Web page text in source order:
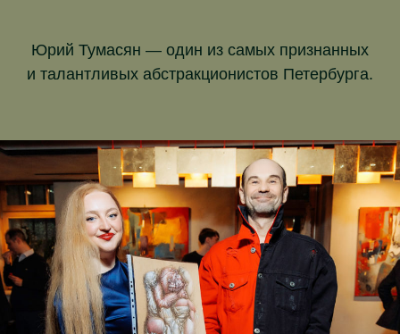
Юрий Тумасян — один из самых признанных
и талантливых абстракционистов Петербурга.